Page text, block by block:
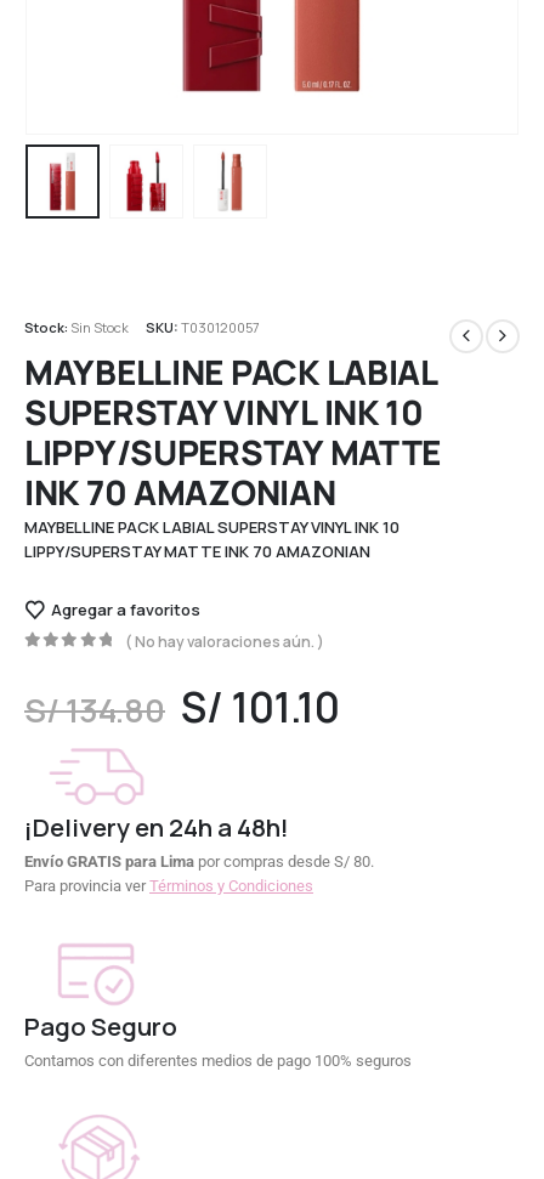
Stock: Sin Stock SKU:T030120057
MAYBELLINE PACK LABIAL
SUPERSTAY VINYL INK 10
LIPPY/SUPERSTAY MATTE
INK 70 AMAZONIAN
MAYBELLINE PACK LABIAL SUPERSTAY VINYL INK 10
LIPPY/SUPERSTAY MATTE INK 70 AMAZONIAN
Agregar a favoritos
( No hay valoraciones aún. )
S/134.80 S/ 101.10
¡Delivery en 24h a 48h!
Envío GRATIS para Lima por compras desde S/ 80.
Para provincia verTérminos y Condiciones
Pago Seguro
Contamos con diferentes medios de pago 100% seguros